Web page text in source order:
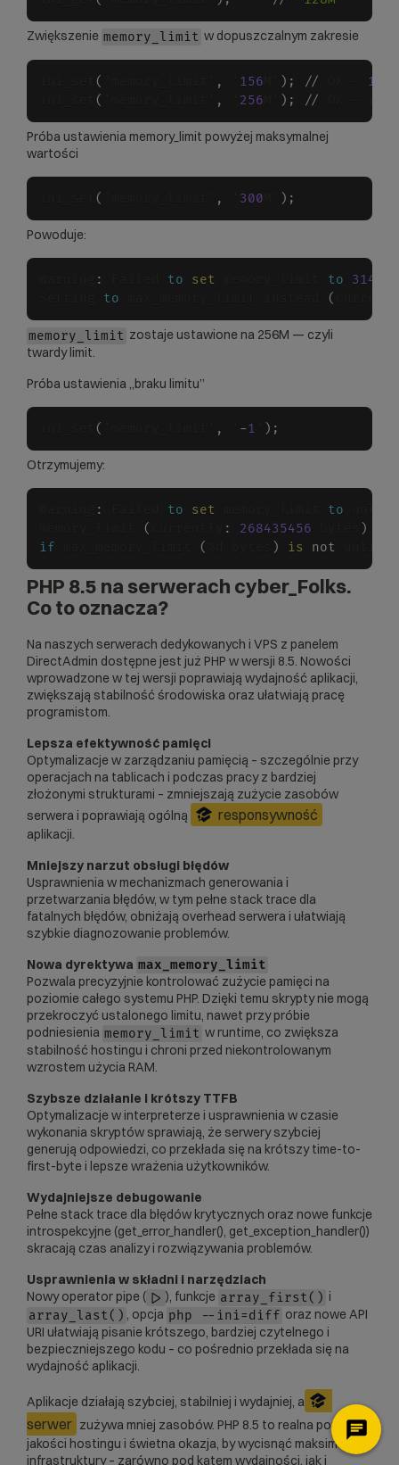
Zwiększenie memory_limit w dopuszczalnym zakresie
( , 156 ) ; // 156
( , 256 ) ; //
Próba ustawienia memory_limit powyżej maksymalnej
wartości
( , 300 ) ;
Powoduje:
: to set to
to (
memory_limit zostaje ustawione na 256M — czyli
twardy limit.
Próba ustawienia „braku limitu”
( , -1 ) ;
Otrzymujemy:
: to set to
( : 268435456 )
if
( ) is not
PHP 8.5 na serwerach cyber_Folks.
Co to oznacza?
Na naszych serwerach dedykowanych i VPS z panelem
DirectAdmin dostępne jest już PHP w wersji 8.5. Nowości
wprowadzone w tej wersji poprawiają wydajność aplikacji,
zwiększają stabilność środowiska oraz ułatwiają pracę
programistom.
Lepsza efektywność pamięci
Optymalizacje w zarządzaniu pamięcią – szczególnie przy
operacjach na tablicach i podczas pracy z bardziej
złożonymi strukturami – zmniejszają zużycie zasobów
serwera i poprawiają ogólną
responsywność
aplikacji.
Mniejszy narzut obsługi błędów
Usprawnienia w mechanizmach generowania i
przetwarzania błędów, w tym pełne stack trace dla
fatalnych błędów, obniżają overhead serwera i ułatwiają
szybkie diagnozowanie problemów.
Nowa dyrektywa max_memory_limit
Pozwala precyzyjnie kontrolować zużycie pamięci na
poziomie całego systemu PHP. Dzięki temu skrypty nie mogą
przekroczyć ustalonego limitu, nawet przy próbie
podniesienia memory_limit w runtime, co zwiększa
stabilność hostingu i chroni przed niekontrolowanym
wzrostem użycia RAM.
Szybsze działanie i krótszy TTFB
Optymalizacje w interpreterze i usprawnienia w czasie
wykonania skryptów sprawiają, że serwery szybciej
generują odpowiedzi, co przekłada się na krótszy time-to-
first-byte i lepsze wrażenia użytkowników.
Wydajniejsze debugowanie
Pełne stack trace dla błędów krytycznych oraz nowe funkcje
introspekcyjne (get_error_handler(), get_exception_handler())
skracają czas analizy i rozwiązywania problemów.
Usprawnienia w składni i narzędziach
Nowy operator pipe ( |> ), funkcje array_first() i
array_last() , opcja php --ini=diff oraz nowe API
URI ułatwiają pisanie krótszego, bardziej czytelnego i
bezpieczniejszego kodu – co pośrednio przekłada się na
wydajność aplikacji.
Aplikacje działają szybciej, stabilniej i wydajniej, a
serwer zużywa mniej zasobów. PHP 8.5 to realna poprawa
jakości hostingu i świetna okazja, by wycisnąć maksimum z
infrastruktury – zarówno pod kątem wydajności, jak i